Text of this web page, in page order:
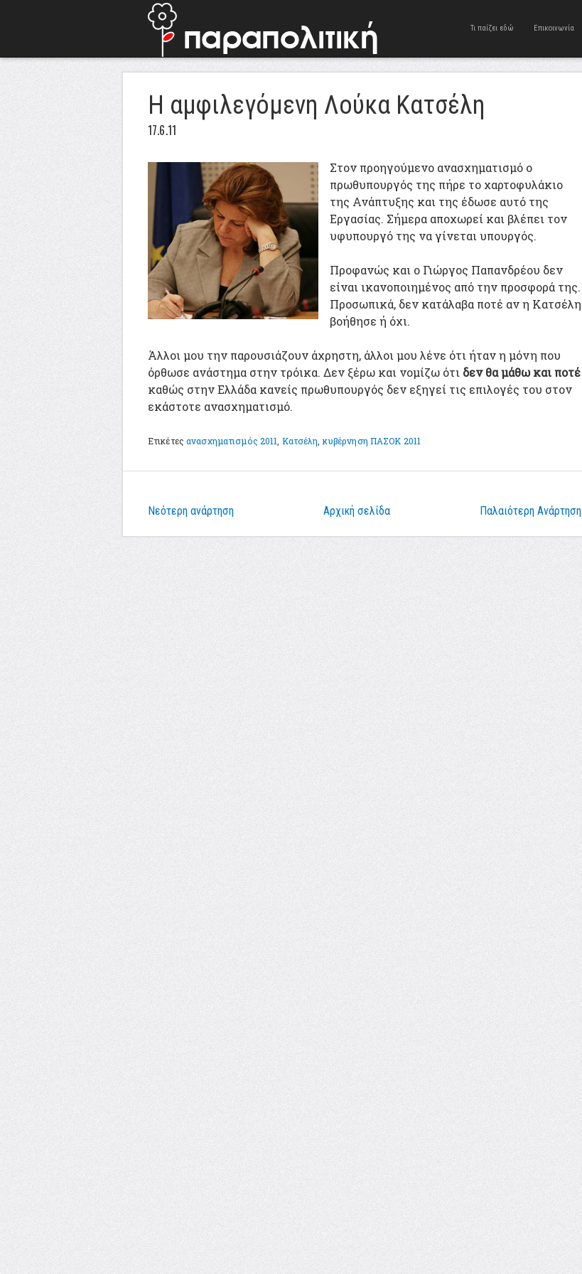
Τι παίζει εδώ Επικοινωνία
Η αμφιλεγόμενη Λούκα Κατσέλη
17.6.11
Στον προηγούμενο ανασχηματισμό ο
πρωθυπουργός της πήρε το χαρτοφυλάκιο
της Ανάπτυξης και της έδωσε αυτό της
Εργασίας. Σήμερα αποχωρεί και βλέπει τον
υφυπουργό της να γίνεται υπουργός.
Προφανώς και ο Γιώργος Παπανδρέου δεν
είναι ικανοποιημένος από την προσφορά της.
Προσωπικά, δεν κατάλαβα ποτέ αν η Κατσέλη
βοήθησε ή όχι.
Άλλοι μου την παρουσιάζουν άχρηστη, άλλοι μου λένε ότι ήταν η μόνη που
όρθωσε ανάστημα στην τρόικα. Δεν ξέρω και νομίζω ότι δεν θα μάθω και ποτέ
καθώς στην Ελλάδα κανείς πρωθυπουργός δεν εξηγεί τις επιλογές του στον
εκάστοτε ανασχηματισμό.
Ετικέτεςανασχηματισμός 2011 Κατσέλη ,κυβέρνηση ΠΑΣΟΚ 2011
Νεότερη ανάρτηση Παλαιότερη Ανάρτηση
Αρχική σελίδα